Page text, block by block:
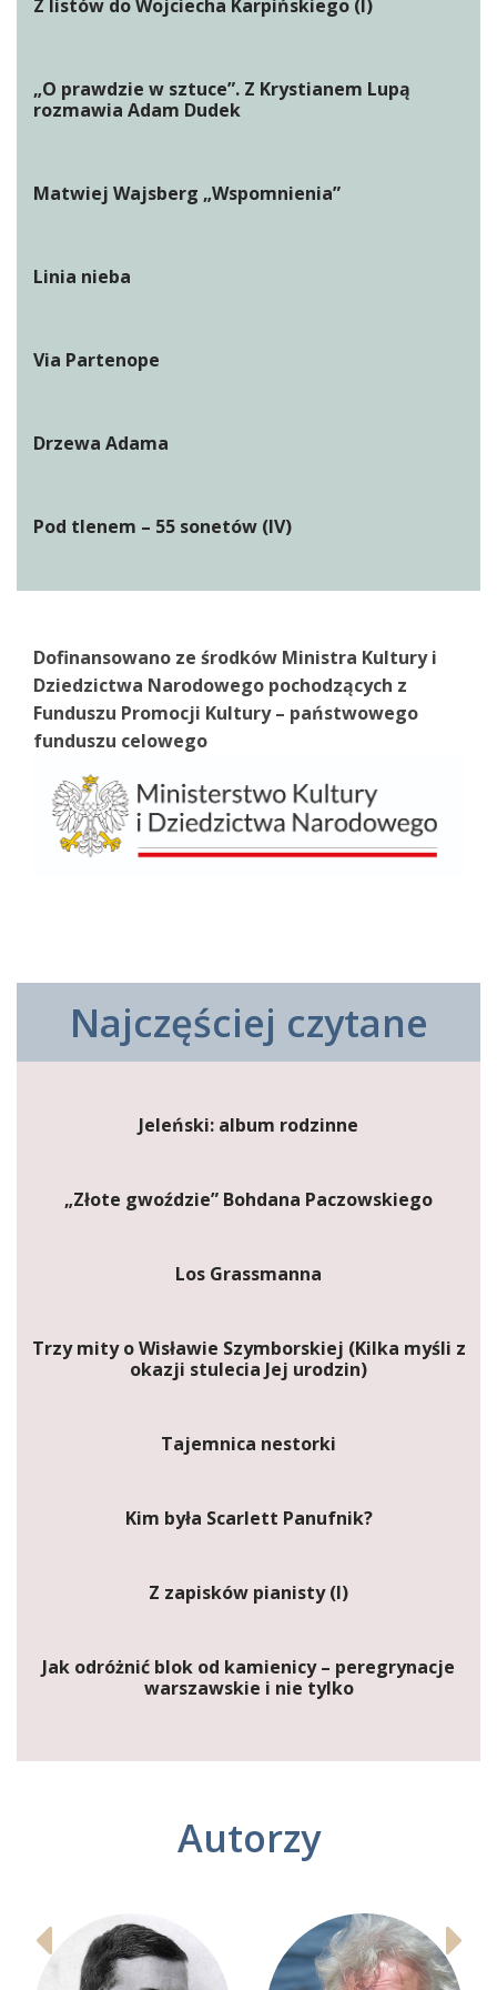
Z listów do Wojciecha Karpińskiego (I)
„O prawdzie w sztuce”. Z Krystianem Lupą
rozmawia Adam Dudek
Matwiej Wajsberg „Wspomnienia”
Linia nieba
Via Partenope
Drzewa Adama
Pod tlenem – 55 sonetów (IV)
Dofinansowano ze środków Ministra Kultury i
Dziedzictwa Narodowego pochodzących z
Funduszu Promocji Kultury – państwowego
funduszu celowego
Najczęściej czytane
Jeleński: album rodzinne
„Złote gwoździe” Bohdana Paczowskiego
Los Grassmanna
Trzy mity o Wisławie Szymborskiej (Kilka myśli z
okazji stulecia Jej urodzin)
Tajemnica nestorki
Kim była Scarlett Panufnik?
Z zapisków pianisty (I)
Jak odróżnić blok od kamienicy – peregrynacje
warszawskie i nie tylko
Autorzy